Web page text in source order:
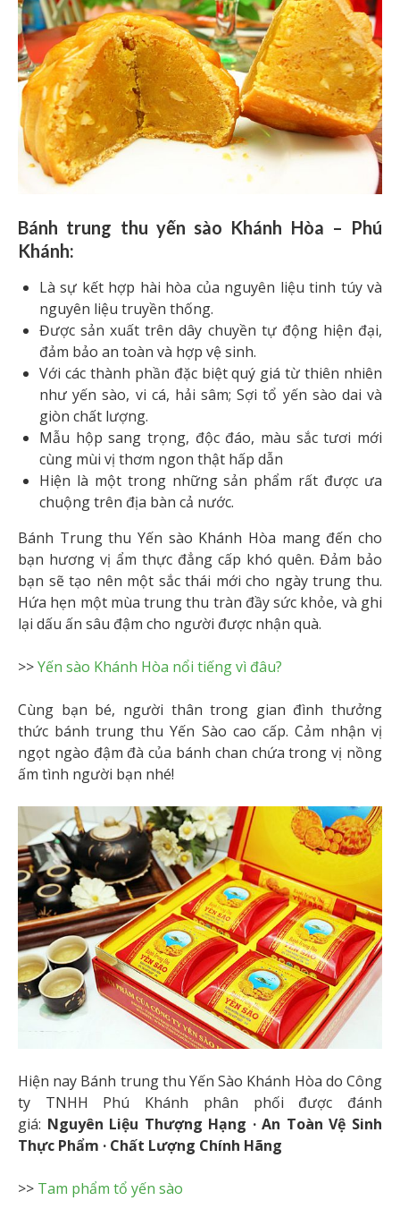
Bánh trung thu yến sào Khánh Hòa – Phú
Khánh:
Là sự kết hợp hài hòa của nguyên liệu tinh túy và
nguyên liệu truyền thống.
Được sản xuất trên dây chuyền tự động hiện đại,
đảm bảo an toàn và hợp vệ sinh.
Với các thành phần đặc biệt quý giá từ thiên nhiên
như yến sào, vi cá, hải sâm; Sợi tổ yến sào dai và
giòn chất lượng.
Mẫu hộp sang trọng, độc đáo, màu sắc tươi mới
cùng mùi vị thơm ngon thật hấp dẫn
Hiện là một trong những sản phẩm rất được ưa
chuộng trên địa bàn cả nước.
Bánh Trung thu Yến sào Khánh Hòa mang đến cho
bạn hương vị ẩm thực đẳng cấp khó quên. Đảm bảo
bạn sẽ tạo nên một sắc thái mới cho ngày trung thu.
Hứa hẹn một mùa trung thu tràn đầy sức khỏe, và ghi
lại dấu ấn sâu đậm cho người được nhận quà.
>>Yến sào Khánh Hòa nổi tiếng vì đâu?
Cùng bạn bé, người thân trong gian đình thưởng
thức bánh trung thu Yến Sào cao cấp. Cảm nhận vị
ngọt ngào đậm đà của bánh chan chứa trong vị nồng
ấm tình người bạn nhé!
Hiện nay Bánh trung thu Yến Sào Khánh Hòa do Công
ty TNHH Phú Khánh phân phối được đánh
giá: Nguyên Liệu Thượng Hạng · An Toàn Vệ Sinh
Thực Phẩm · Chất Lượng Chính Hãng
>> Tam phẩm tổ yến sào